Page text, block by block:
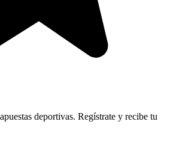
deportivas. Regístrate y recibe tu